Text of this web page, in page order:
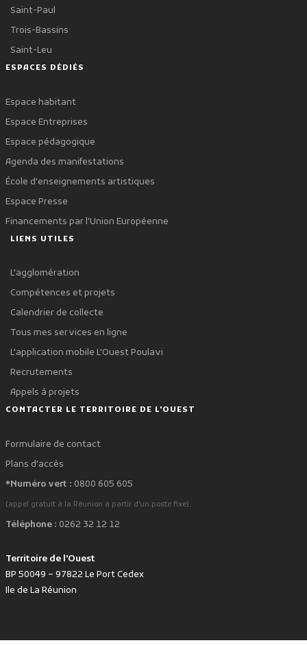
Saint-Paul
Trois-Bassins
Saint-Leu
ESPACES DÉDIÉS
Espace habitant
Espace Entreprises
Espace pédagogique
Agenda des manifestations
École d'enseignements artistiques
Espace Presse
Financements par l'Union Européenne
LIENS UTILES
L'agglomération
Compétences et projets
Calendrier de collecte
Tous mes services en ligne
L'application mobile L'Ouest Poulavi
Recrutements
Appels à projets
CONTACTER LE TERRITOIRE DE L'OUEST
Formulaire de contact
Plans d'accès
*Numéro vert : 0800 605 605
(appel gratuit à la Réunion à partir d'un poste fixe).
Téléphone : 0262 32 12 12
Territoire de l'Ouest
BP 50049 – 97822 Le Port Cedex
Ile de La Réunion